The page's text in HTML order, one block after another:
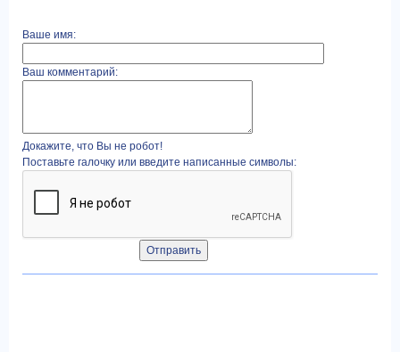
Ваше имя:
Ваш комментарий:
Докажите, что Вы не робот!
Поставьте галочку или введите написанные символы: